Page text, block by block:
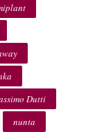
Dutti
nunta